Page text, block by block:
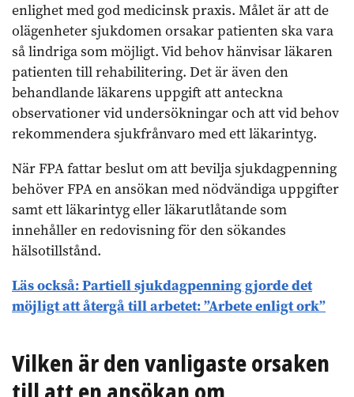
enlighet med god medicinsk praxis. Målet är att de
olägenheter sjukdomen orsakar patienten ska vara
så lindriga som möjligt. Vid behov hänvisar läkaren
patienten till rehabilitering. Det är även den
behandlande läkarens uppgift att anteckna
observationer vid undersökningar och att vid behov
rekommendera sjukfrånvaro med ett läkarintyg.
När FPA fattar beslut om att bevilja sjukdagpenning
behöver FPA en ansökan med nödvändiga uppgifter
samt ett läkarintyg eller läkarutlåtande som
innehåller en redovisning för den sökandes
hälsotillstånd.
Läs också:Partiell sjukdagpenning gjorde det
möjligt att återgå till arbetet: ”Arbete enligt ork”
Vilken är den vanligaste orsaken